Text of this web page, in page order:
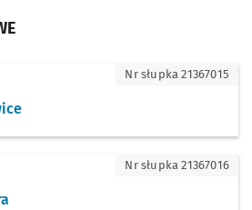
Nr słupka 21367015
Nr słupka 21367016